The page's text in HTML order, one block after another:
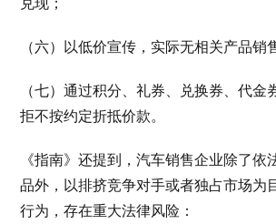
兑现；
（六）以低价宣传，实际无相关产品销
（七）通过积分、礼券、兑换券、代金
拒不按约定折抵价款。
《指南》还提到，汽车销售企业除了依
品外，以排挤竞争对手或者独占市场为
行为，存在重大法律风险：